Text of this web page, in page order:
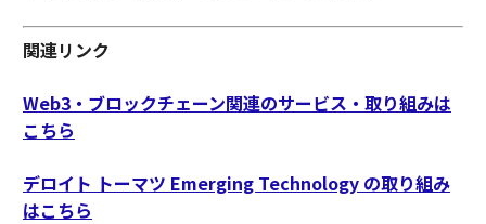
関連リンク
Web3・ブロックチェーン関連のサービス・取り組みは
こちら
デロイト トーマツ Emerging Technology の取り組み
はこちら